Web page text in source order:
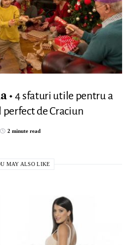
4 sfaturi utile pentru a
de Craciun
2 minute read
MAY ALSO LIKE